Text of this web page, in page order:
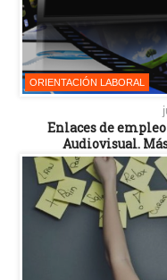
ORIENTACIÓN LABORAL
Enlaces de
Audiovisual.